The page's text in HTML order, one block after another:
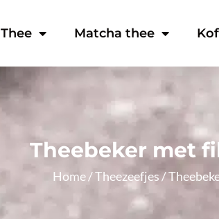
Thee Matcha thee
Theebeker met
Home/Theezeefjes/